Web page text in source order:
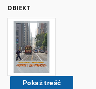
OBIEKT
Pokaż treść